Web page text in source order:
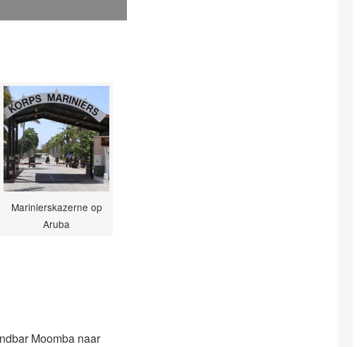
Marinierskazerne op
Aruba
Moomba naar